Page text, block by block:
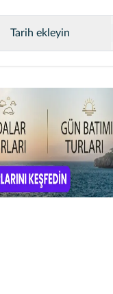
Tarih ekleyin